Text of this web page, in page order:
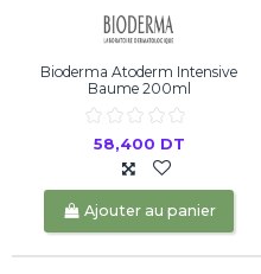
Bioderma Atoderm Intensive
Baume 200ml
58,400 DT
Ajouter au panier